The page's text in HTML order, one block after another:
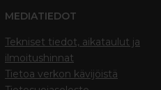
MEDIATIEDOT
Tekniset tiedot, aikataulut ja
ilmoitushinnat
Tietoa verkon kävijöistä